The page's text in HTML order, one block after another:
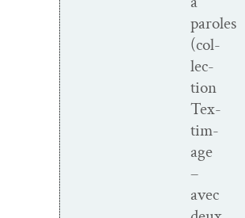
paroles
(col­
lec­
tion
Tex­
tim­
age
–
avec